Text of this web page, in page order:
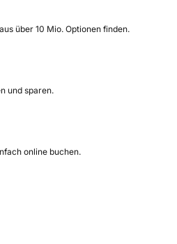
über 10 Mio. Optionen finden.
und sparen.
online buchen.